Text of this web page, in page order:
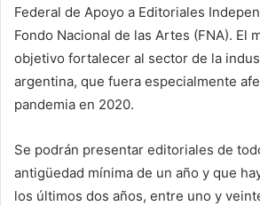
Federal de Apoyo a Editoriales
Fondo Nacional de las Artes (FNA). El
objetivo fortalecer al sector de la
argentina, que fuera especialmente
pandemia en 2020.
Se podrán presentar editoriales de
antigüedad mínima de un año y que
los últimos dos años, entre uno y